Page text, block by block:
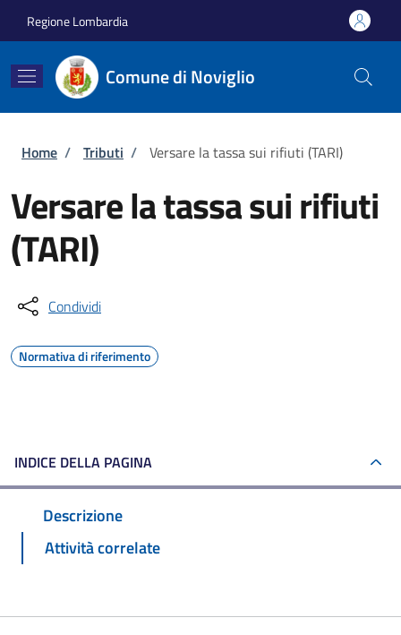
Regione Lombardia
Comune di Noviglio
Briciole di pane
Home / Tributi / Versare la tassa sui rifiuti (TARI)
Versare la tassa sui rifiuti
(TARI)
Condividi
Normativa di riferimento
INDICE DELLA PAGINA
Descrizione
Attività correlate